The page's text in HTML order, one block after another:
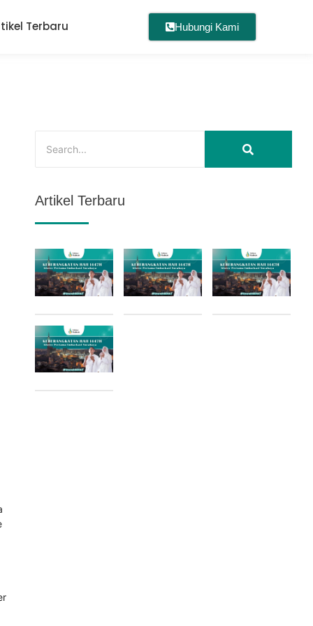
Terbaru Hubungi Kami
Artikel Terbaru